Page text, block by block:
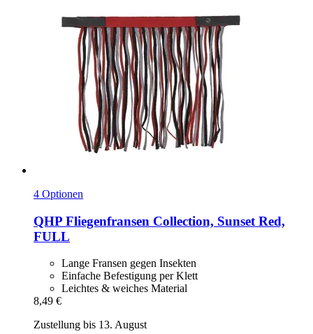
4 Optionen
QHP Fliegenfransen Collection, Sunset Red,
FULL
Lange Fransen gegen Insekten
Einfache Befestigung per Klett
Leichtes & weiches Material
8,49 €
Zustellung bis 13. August